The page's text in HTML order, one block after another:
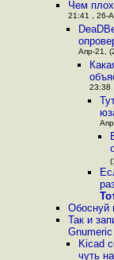
Чем
21:41 , 26-
Апр-21,
23:38
Обоснуй
Так и
Kicad
чуть